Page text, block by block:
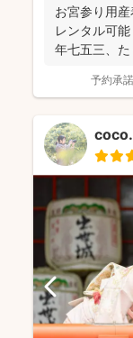
お宮参り用
レンタル可
年七五三、
予約承